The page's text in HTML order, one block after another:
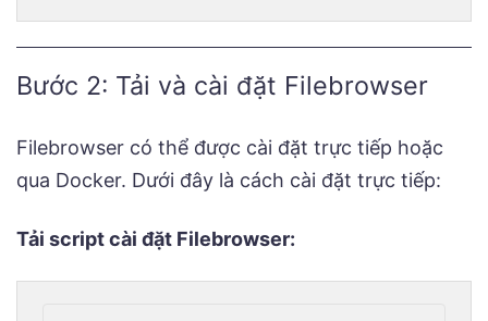
Bước 2: Tải và cài đặt Filebrowser
Filebrowser có thể được cài đặt trực tiếp hoặc
qua Docker. Dưới đây là cách cài đặt trực tiếp:
Tải script cài đặt Filebrowser: